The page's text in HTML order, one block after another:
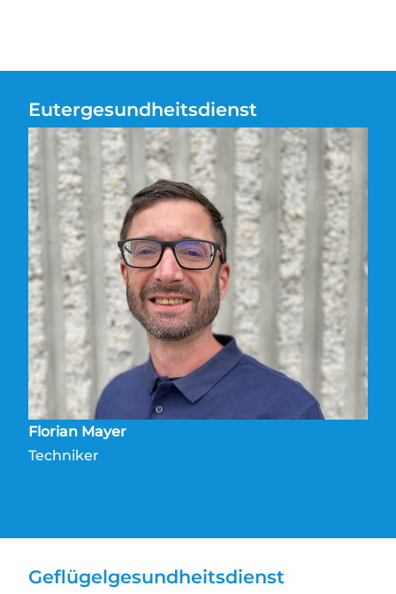
Eutergesundheitsdienst
Florian Mayer
Techniker
Geflügelgesundheitsdienst